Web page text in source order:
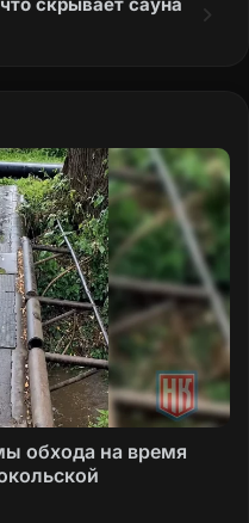
обхода на время